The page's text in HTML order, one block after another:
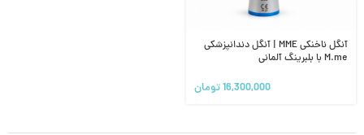
آنگل ناخنکی MME | آنگل دندانپزشکی
M.me با بلبرینگ آلمانی
16,300,000تومان